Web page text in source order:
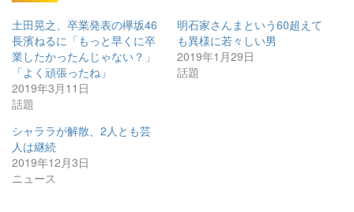
土田晃之、卒業発表の欅坂46
長濱ねるに「もっと早くに卒
業したかったんじゃない？」
「よく頑張ったね」
2019年3月11日
話題
明石家さんまという60超えて
も異様に若々しい男
2019年1月29日
話題
シャララが解散、2人とも芸
人は継続
2019年12月3日
ニュース